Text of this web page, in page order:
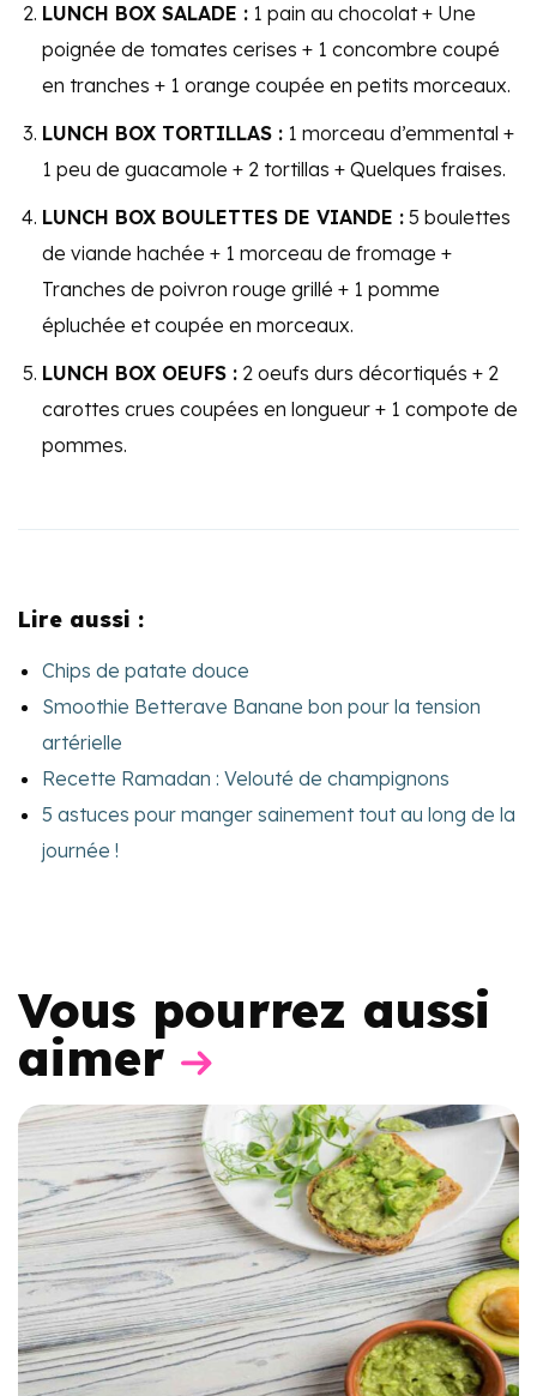
LUNCH BOX SALADE : 1 pain au chocolat + Une
poignée de tomates cerises + 1 concombre coupé
en tranches + 1 orange coupée en petits morceaux.
LUNCH BOX TORTILLAS : 1 morceau d’emmental +
1 peu de guacamole + 2 tortillas + Quelques fraises.
LUNCH BOX BOULETTES DE VIANDE : 5 boulettes
de viande hachée + 1 morceau de fromage +
Tranches de poivron rouge grillé + 1 pomme
épluchée et coupée en morceaux.
LUNCH BOX OEUFS : 2 oeufs durs décortiqués + 2
carottes crues coupées en longueur + 1 compote de
pommes.
Lire aussi :
Chips de patate douce
Smoothie Betterave Banane bon pour la tension
artérielle
Recette Ramadan : Velouté de champignons
5 astuces pour manger sainement tout au long de la
journée !
Vous pourrez aussi
aimer